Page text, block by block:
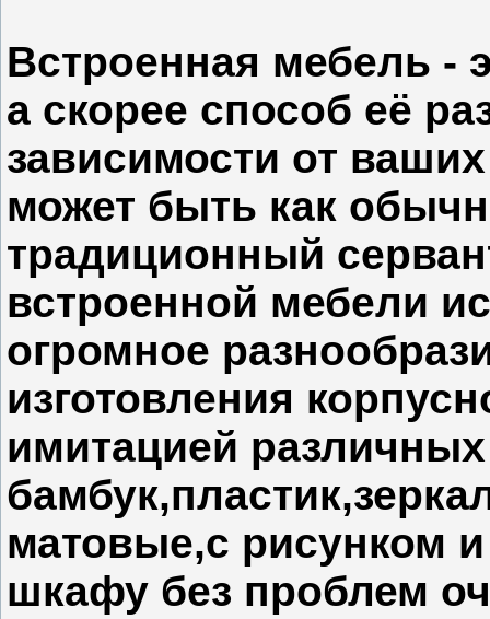
Встроенная мебель -
а скорее способ её
зависимости от
может быть как
традиционный
встроенной мебели
огромное
изготовления
имитацией
матовые,с рисунком
шкафу без проблем